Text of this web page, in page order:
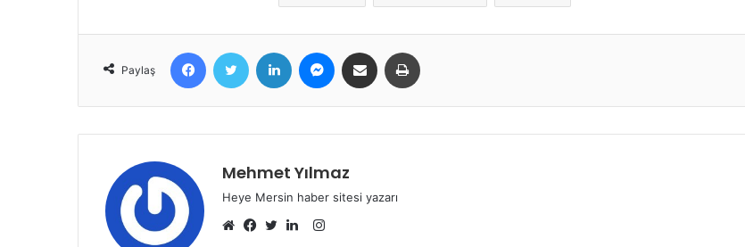
Paylaş
FacebookTwitter LinkedIn MessengerE-Posta ile paylaş
Mehmet Yılmaz
Heye Mersin haber sitesi yazarı
Instagram